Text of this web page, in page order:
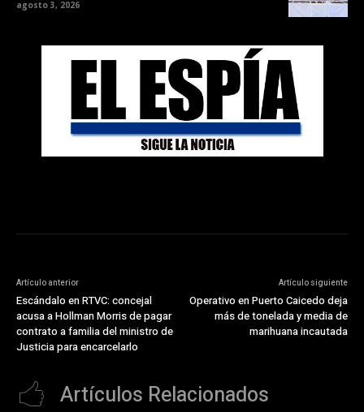
agosto 3, 2026
Artículo anterior
Escándalo en RTVC: concejal
acusa a Hollman Morris de pagar
contrato a familia del ministro de
Justicia para encarcelarlo
Artículo siguiente
Operativo en Puerto Caicedo deja
más de tonelada y media de
marihuana incautada
Artículos Relacionados